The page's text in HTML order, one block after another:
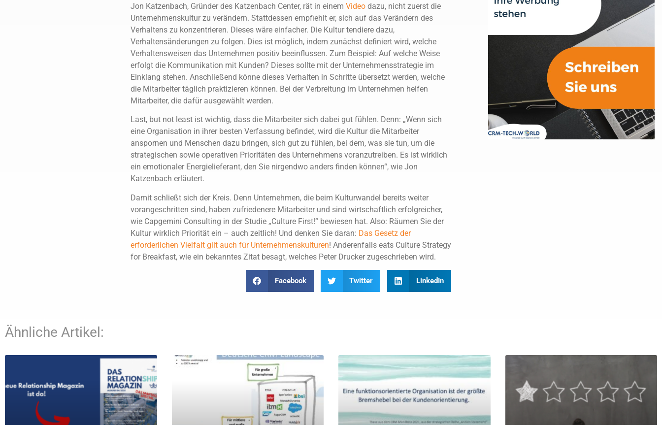
Jon Katzenbach, Gründer des Katzenbach Center, rät in einem Videodazu, nicht zuerst die
Unternehmenskultur zu verändern. Stattdessen empfiehlt er, sich auf das Verändern des
Verhaltens zu konzentrieren. Dieses wäre einfacher. Die Kultur tendiere dazu,
Verhaltensänderungen zu folgen. Dies ist möglich, indem zunächst definiert wird, welche
Verhaltensweisen das Unternehmen positiv beeinflussen. Zum Beispiel: Auf welche Weise
erfolgt die Kommunikation mit Kunden? Dieses sollte mit der Unternehmensstrategie im
Einklang stehen. Anschließend könne dieses Verhalten in Schritte übersetzt werden, welche
die Mitarbeiter täglich praktizieren können. Bei der Verbreitung im Unternehmen helfen
Mitarbeiter, die dafür ausgewählt werden.
Last, but not least ist wichtig, dass die Mitarbeiter sich dabei gut fühlen. Denn: „Wenn sich
eine Organisation in ihrer besten Verfassung befindet, wird die Kultur die Mitarbeiter
anspornen und Menschen dazu bringen, sich gut zu fühlen, bei dem, was sie tun, um die
strategischen sowie operativen Prioritäten des Unternehmens voranzutreiben. Es ist wirklich
ein emotionaler Energielieferant, den Sie nirgendwo anders finden können“, wie Jon
Katzenbach erläutert.
Damit schließt sich der Kreis. Denn Unternehmen, die beim Kulturwandel bereits weiter
vorangeschritten sind, haben zufriedenere Mitarbeiter und sind wirtschaftlich erfolgreicher,
wie Capgemini Consulting in der Studie „Culture First!“ bewiesen hat. Also: Räumen Sie der
Kultur wirklich Priorität ein – auch zeitlich! Und denken Sie daran: Das Gesetz der
erforderlichen Vielfalt gilt auch für Unternehmenskulturen! Anderenfalls eats Culture Strategy
for Breakfast, wie ein bekanntes Zitat besagt, welches Peter Drucker zugeschrieben wird.
Facebook Twitter LinkedIn
Ähnliche Artikel: